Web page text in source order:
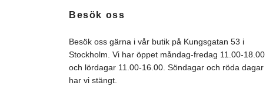
Besök oss
Besök oss gärna i vår butik på Kungsgatan 53 i
Stockholm. Vi har öppet måndag-fredag 11.00-18.00
och lördagar 11.00-16.00. Söndagar och röda dagar
har vi stängt.